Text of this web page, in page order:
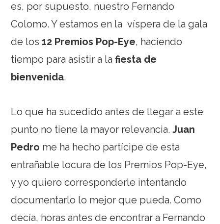
es, por supuesto, nuestro Fernando
Colomo. Y estamos en la víspera de la gala
de los12 Premios Pop-Eye, haciendo
tiempo para asistir a lafiesta de
bienvenida.
Lo que ha sucedido antes de llegar a este
punto no tiene la mayor relevancia.Juan
Pedro me ha hecho partícipe de esta
entrañable locura de los Premios Pop-Eye,
y yo quiero corresponderle intentando
documentarlo lo mejor que pueda. Como
decía, horas antes de encontrar a Fernando